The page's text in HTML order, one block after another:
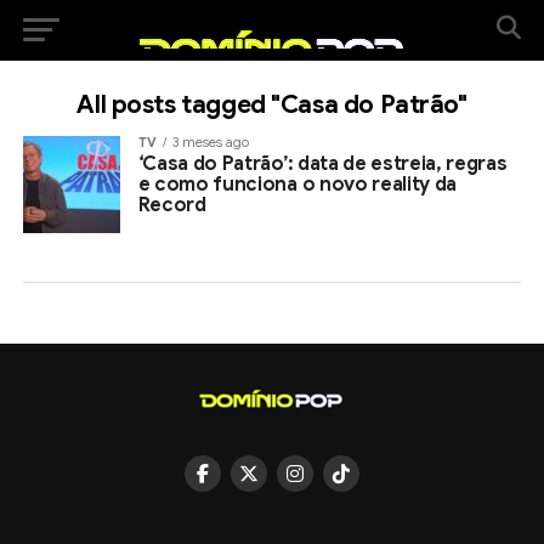
All posts tagged "Casa do Patrão"
TV 3 meses ago
‘Casa do Patrão’: data de estreia, regras
e como funciona o novo reality da
Record